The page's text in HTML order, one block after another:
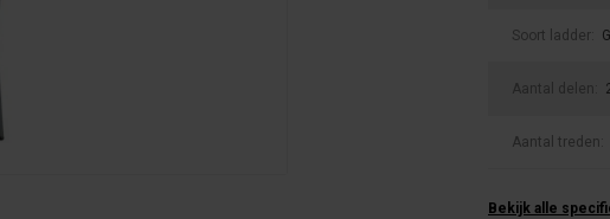
Soort ladder:
Aantal delen:
Aantal treden:
Bekijk alle